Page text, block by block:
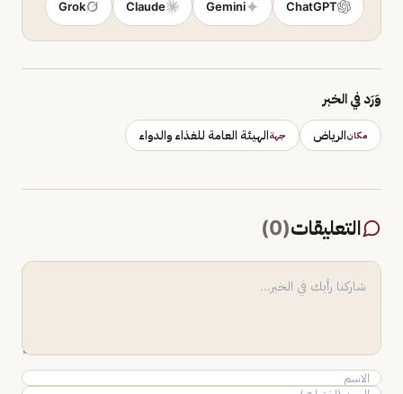
ChatGPT
Gemini
Claude
Grok
وَرَد في الخبر
مكانالرياض جهةالهيئة العامة للغذاء والدواء
التعليقات(
0
)